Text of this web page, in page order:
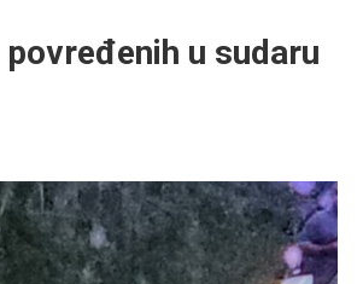
povređenih u sudaru